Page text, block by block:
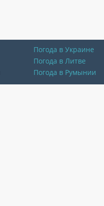
Погода в Украине
Погода в Литве
Погода в Румынии